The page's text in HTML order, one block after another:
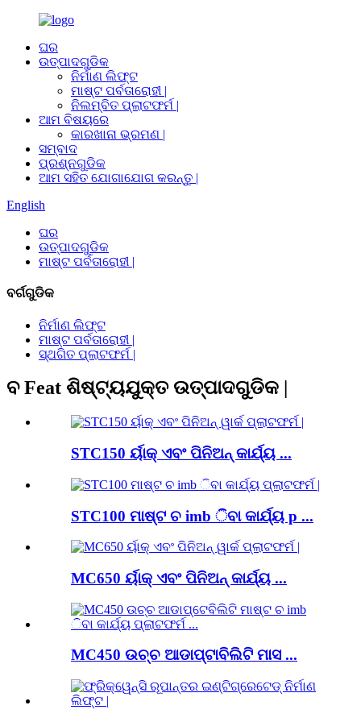
ଘର
ଉତ୍ପାଦଗୁଡିକ
ନିର୍ମାଣ ଲିଫ୍ଟ
ମାଷ୍ଟ ପର୍ବତାରୋହୀ |
ନିଲମ୍ବିତ ପ୍ଲାଟଫର୍ମ |
ଆମ ବିଷୟରେ
କାରଖାନା ଭ୍ରମଣ |
ସମ୍ବାଦ
ପ୍ରଶ୍ନଗୁଡିକ
ଆମ ସହିତ ଯୋଗାଯୋଗ କରନ୍ତୁ |
English
ଘର
ଉତ୍ପାଦଗୁଡିକ
ମାଷ୍ଟ ପର୍ବତାରୋହୀ |
ବର୍ଗଗୁଡିକ
ନିର୍ମାଣ ଲିଫ୍ଟ
ମାଷ୍ଟ ପର୍ବତାରୋହୀ |
ସ୍ଥଗିତ ପ୍ଲାଟଫର୍ମ |
ବ Feat ଶିଷ୍ଟ୍ୟଯୁକ୍ତ ଉତ୍ପାଦଗୁଡିକ |
STC150 ର୍ୟାକ୍ ଏବଂ ପିନିଅନ୍ କାର୍ଯ୍ୟ ...
STC100 ମାଷ୍ଟ ଚ imb ିବା କାର୍ଯ୍ୟ p ...
MC650 ର୍ୟାକ୍ ଏବଂ ପିନିଅନ୍ କାର୍ଯ୍ୟ ...
MC450 ଉଚ୍ଚ ଆଡାପ୍ଟାବିଲିଟି ମାସ ...